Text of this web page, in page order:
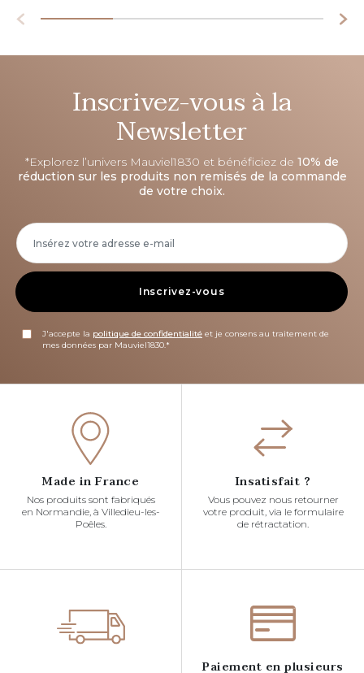
Inscrivez-vous à la
Newsletter
*Explorez l’univers Mauviel1830 et bénéficiez de 10% de
réduction sur les produits non remisés de la commande
de votre choix.
Inscrivez-vous
J'accepte la politique de confidentialité et je consens au traitement de
mes données par Mauviel1830.*
Made in France
Nos produits sont fabriqués
en Normandie, à Villedieu-les-
Poêles.
Insatisfait ?
Vous pouvez nous retourner
votre produit, via le formulaire
de rétractation.
Paiement en plusieurs